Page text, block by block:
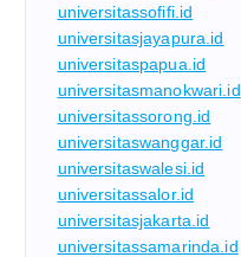
universitassofifi.id
universitasjayapura.id
universitaspapua.id
universitasmanokwari.id
universitassorong.id
universitaswanggar.id
universitaswalesi.id
universitassalor.id
universitasjakarta.id
universitassamarinda.id